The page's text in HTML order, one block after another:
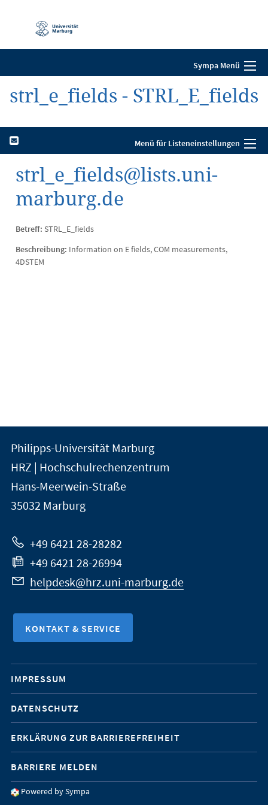
Navigation
Sympa Menü
strl_e_fields - STRL_E_fields
Menü für Listeneinstellungen
strl_e_fields@lists.uni-
marburg.de
Betreff: STRL_E_fields
Beschreibung: Information on E fields, COM measurements,
4DSTEM
Kontakt
und
Informationen
zur
Website
der
Universität
Marburg
Philipps-Universität Marburg
HRZ | Hochschulrechenzentrum
Hans-Meerwein-Straße
35032 Marburg
+49 6421 28-28282
+49 6421 28-26994
helpdesk@hrz.uni-marburg.de
KONTAKT & SERVICE
Mobile-
Service-
Navigation
IMPRESSUM
DATENSCHUTZ
ERKLÄRUNG ZUR BARRIEREFREIHEIT
BARRIERE MELDEN
Powered by Sympa